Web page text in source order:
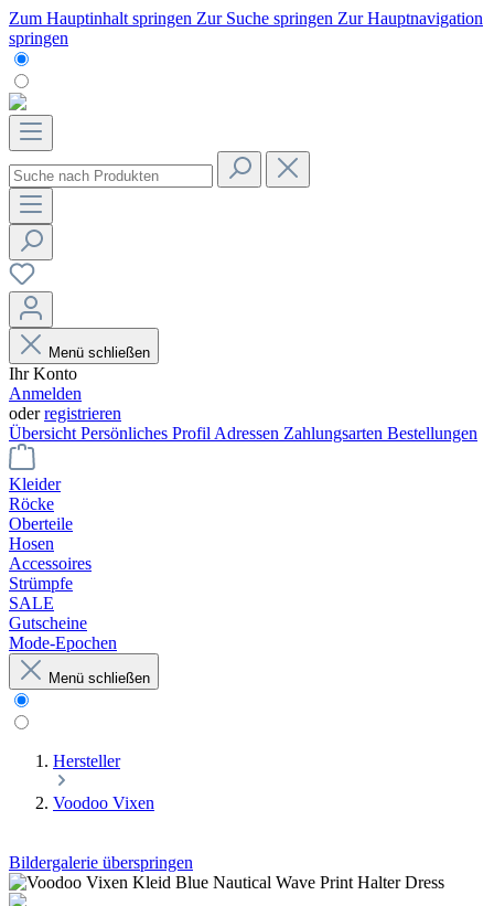
Zum Hauptinhalt springen Zur Suche springen Zur Hauptnavigation
springen
Menü schließen
Ihr Konto
Anmelden
oderregistrieren
Übersicht Persönliches Profil Adressen Zahlungsarten Bestellungen
Kleider
Röcke
Oberteile
Hosen
Accessoires
Strümpfe
SALE
Gutscheine
Mode-Epochen
Menü schließen
Hersteller
Voodoo Vixen
Bildergalerie überspringen